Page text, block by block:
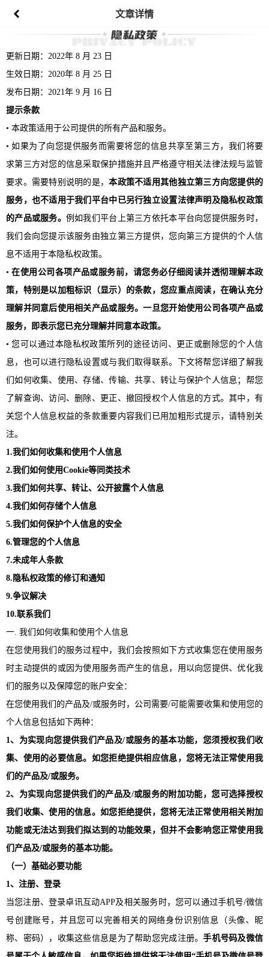
文章详情
更新日期：2022年 8 月 23 日
生效日期： 2020年 8 月 25 日
发布日期： 2021年 9 月 16 日
提示条款
• 本政策适用于公司提供的所有产品和服务。
• 如果为了向您提供服务而需要将您的信息共享至第三方，我们将要
求第三方对您的信息采取保护措施并且严格遵守相关法律法规与监管
要求。需要特别说明的是，本政策不适用其他独立第三方向您提供的
服务，也不适用于我们平台中已另行独立设置法律声明及隐私权政策
的产品或服务。 例如我们平台上第三方依托本平台向您提供服务时，
我们会向您提示该服务由独立第三方提供，您向第三方提供的个人信
息不适用于本隐私权政策。
•在使用公司各项产品或服务前，请您务必仔细阅读并透彻理解本政
策，特别是以加粗标识（显示）的条款，您应重点阅读，在确认充分
理解并同意后使用相关产品或服务。一旦您开始使用公司各项产品或
服务，即表示您已充分理解并同意本政策。
• 您可以通过本隐私权政策所列的途径访问、更正或删除您的个人信
息，也可以进行隐私设置或与我们取得联系。下文将帮您详细了解我
们如何收集、使用、存储、传输、共享、转让与保护个人信息；帮您
了解查询、访问、删除、更正、撤回授权个人信息的方式。其中，有
关您个人信息权益的条款重要内容我们已用加粗形式提示，请特别关
注。
1.我们如何收集和使用个人信息
2.我们如何使用Cookie等同类技术
3.我们如何共享、转让、公开披露个人信息
4.我们如何存储个人信息
5.我们如何保护个人信息的安全
6.管理您的个人信息
7.未成年人条款
8.隐私权政策的修订和通知
9.争议解决
10.联系我们
一 . 我们如何收集和使用个人信息
在您使用我们的服务过程中，我们会按照如下方式收集您在使用服务
时主动提供的或因为使用服务而产生的信息，用以向您提供、优化我
们的服务以及保障您的账户安全：
在您使用我们的产品及/或服务时，公司需要/可能需要收集和使用您的
个人信息包括如下两种：
1、为实现向您提供我们产品及/或服务的基本功能，您须授权我们收
集、使用的必要信息。如您拒绝提供相应信息，您将无法正常使用我
们的产品及/或服务。
2、为实现向您提供我们的产品及/或服务的附加功能，您可选择授权
我们收集、使用的信息。如您拒绝提供，您将无法正常使用相关附加
功能或无法达到我们拟达到的功能效果，但并不会影响您正常使用我
们产品及/或服务的基本功能。
（一）基础必要功能
1、注册、登录
当您注册、登录卓讯互动APP及相关服务时，您可以通过手机号/微信
号创建账号，并且您可以完善相关的网络身份识别信息（头像、昵
称、密码），收集这些信息是为了帮助您完成注册。手机号码及微信